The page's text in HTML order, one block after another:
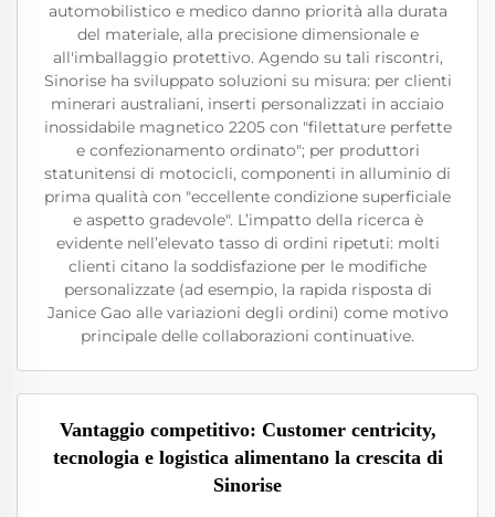
automobilistico e medico danno priorità alla durata
del materiale, alla precisione dimensionale e
all'imballaggio protettivo. Agendo su tali riscontri,
Sinorise ha sviluppato soluzioni su misura: per clienti
minerari australiani, inserti personalizzati in acciaio
inossidabile magnetico 2205 con "filettature perfette
e confezionamento ordinato"; per produttori
statunitensi di motocicli, componenti in alluminio di
prima qualità con "eccellente condizione superficiale
e aspetto gradevole". L’impatto della ricerca è
evidente nell’elevato tasso di ordini ripetuti: molti
clienti citano la soddisfazione per le modifiche
personalizzate (ad esempio, la rapida risposta di
Janice Gao alle variazioni degli ordini) come motivo
principale delle collaborazioni continuative.
Vantaggio competitivo: Customer centricity,
tecnologia e logistica alimentano la crescita di
Sinorise